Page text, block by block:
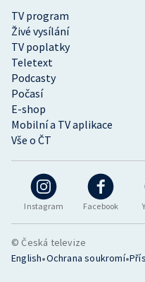
Instagram Facebook
TV program
Živé vysílání
TV poplatky
Teletext
Podcasty
Počasí
E-shop
Mobilní a TV aplikace
Vše o ČT
© Česká televize
English•Ochrana soukromí•